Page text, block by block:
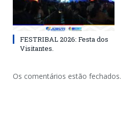
FESTRIBAL 2026: Festa dos
Visitantes.
Os comentários estão fechados.